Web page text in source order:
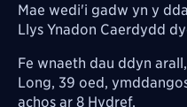
Mae wedi'i gadw yn y
Llys Ynadon Caerdydd
Fe wnaeth dau ddyn
Long, 39 oed,
achos ar 8 Hydref.